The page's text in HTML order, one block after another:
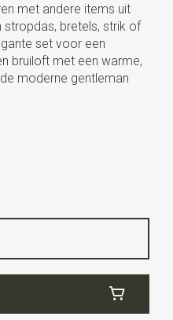
met andere items uit
bretels, strik of
set voor een
bruiloft met een warme,
moderne gentleman